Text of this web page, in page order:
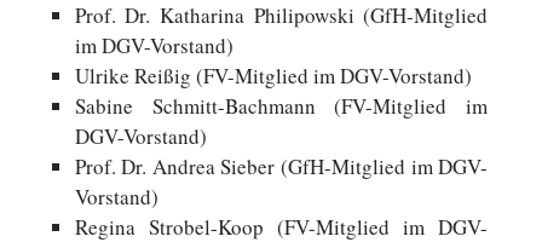
Prof. Dr. Ka­tha­ri­na Phili­pow­ski (GfH-Mitglied
im DGV-Vorstand)
Ulrike Reißig (FV-Mitglied im DGV-Vorstand)
Sabine Schmitt-Bachmann (FV-Mitglied im
DGV-Vorstand)
Prof. Dr. Andrea Sieber (GfH-Mitglied im DGV-
Vorstand)
Regina Strobel-Koop (FV-Mitglied im DGV-